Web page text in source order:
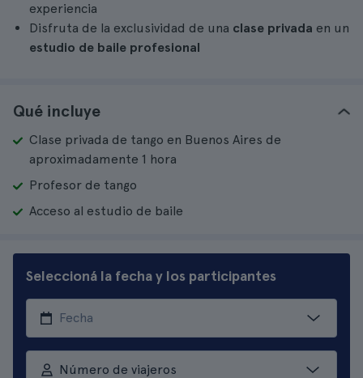
experiencia
Disfruta de la exclusividad de una clase privada en un
estudio de baile profesional
Qué incluye
Clase privada de tango en Buenos Aires de
aproximadamente 1 hora
Profesor de tango
Acceso al estudio de baile
Seleccioná la fecha y los participantes
Número de viajeros